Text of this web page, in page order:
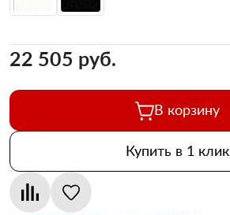
22 505 pуб.
В корзину
Купить в 1 клик